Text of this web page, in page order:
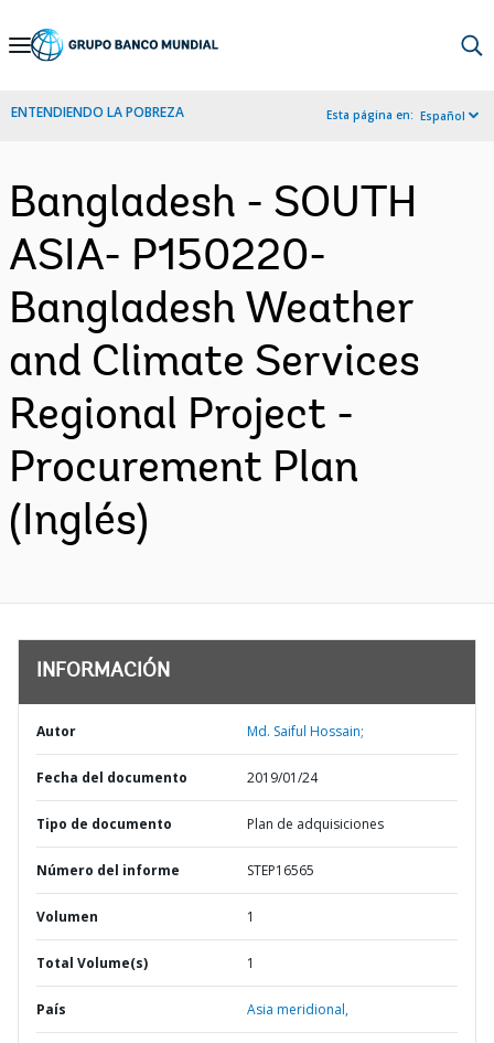
Skip
Navigation
ENTENDIENDO LA POBREZA Esta página en: Español
Bangladesh - SOUTH
ASIA- P150220-
Bangladesh Weather
and Climate Services
Regional Project -
Procurement Plan
(Inglés)
INFORMACIÓN
Autor Md. Saiful Hossain;
Fecha del documento 2019/01/24
Tipo de documento Plan de adquisiciones
Número del informe STEP16565
Volumen 1
Total Volume(s) 1
País Asia meridional,